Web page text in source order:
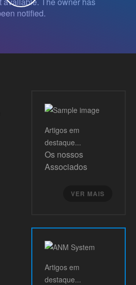
Artigos em
destaque...
Os nossos
Associados
VER MAIS
Artigos em
destaque...